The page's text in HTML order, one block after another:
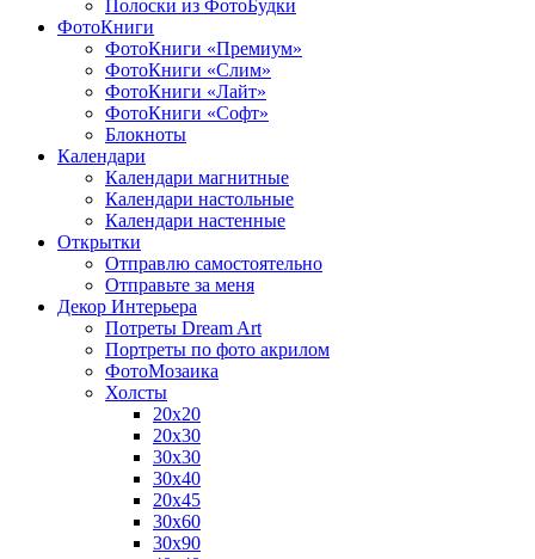
Полоски из ФотоБудки
ФотоКниги
ФотоКниги «Премиум»
ФотоКниги «Слим»
ФотоКниги «Лайт»
ФотоКниги «Софт»
Блокноты
Календари
Календари магнитные
Календари настольные
Календари настенные
Открытки
Отправлю самостоятельно
Отправьте за меня
Декор Интерьера
Потреты Dream Art
Портреты по фото акрилом
ФотоМозаика
Холсты
20х20
20х30
30х30
30х40
20х45
30х60
30х90